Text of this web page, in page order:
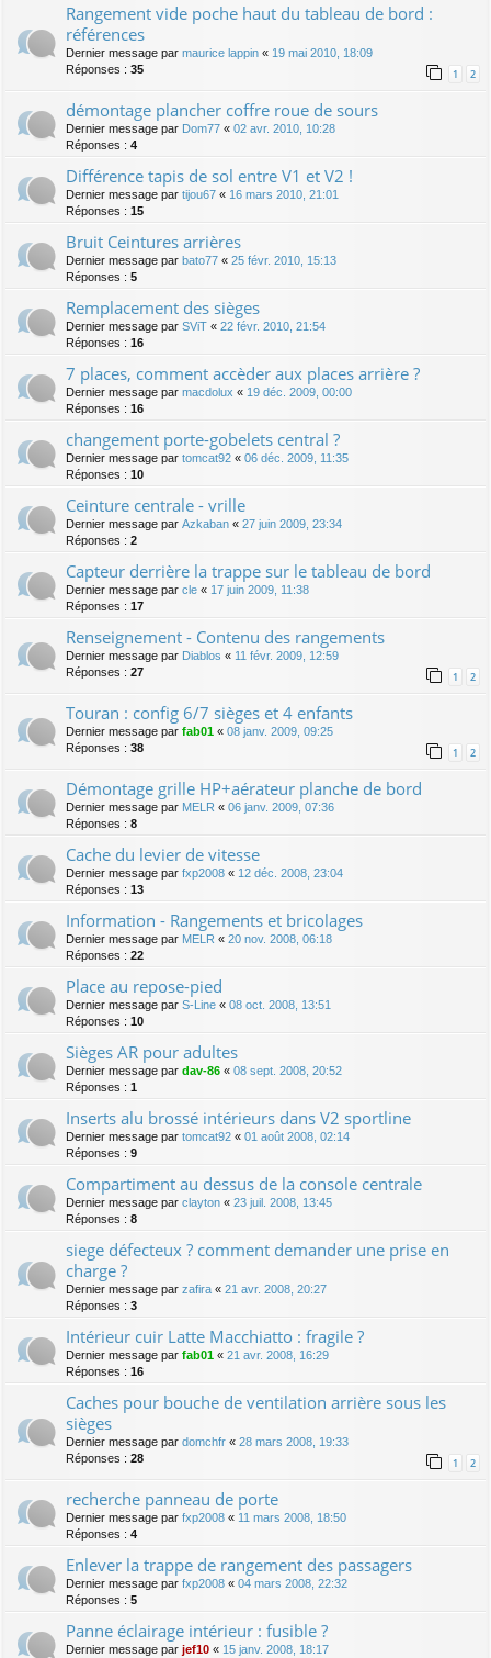
Rangement vide poche haut du tableau de bord :
références
Dernier message par maurice lappin « 19 mai 2010, 18:09
Réponses : 35 1 2
démontage plancher coffre roue de sours
Dernier message par Dom77 « 02 avr. 2010, 10:28
Réponses : 4
Différence tapis de sol entre V1 et V2 !
Dernier message par tijou67 « 16 mars 2010, 21:01
Réponses : 15
Bruit Ceintures arrières
Dernier message par bato77 « 25 févr. 2010, 15:13
Réponses : 5
Remplacement des sièges
Dernier message par SViT « 22 févr. 2010, 21:54
Réponses : 16
7 places, comment accèder aux places arrière ?
Dernier message par macdolux « 19 déc. 2009, 00:00
Réponses : 16
changement porte-gobelets central ?
Dernier message par tomcat92 « 06 déc. 2009, 11:35
Réponses : 10
Ceinture centrale - vrille
Dernier message par Azkaban « 27 juin 2009, 23:34
Réponses : 2
Capteur derrière la trappe sur le tableau de bord
Dernier message par cle « 17 juin 2009, 11:38
Réponses : 17
Renseignement - Contenu des rangements
Dernier message par Diablos « 11 févr. 2009, 12:59
Réponses : 27 1 2
Touran : config 6/7 sièges et 4 enfants
Dernier message par fab01 « 08 janv. 2009, 09:25
Réponses : 38 1 2
Démontage grille HP+aérateur planche de bord
Dernier message par MELR « 06 janv. 2009, 07:36
Réponses : 8
Cache du levier de vitesse
Dernier message par fxp2008 « 12 déc. 2008, 23:04
Réponses : 13
Information - Rangements et bricolages
Dernier message par MELR « 20 nov. 2008, 06:18
Réponses : 22
Place au repose-pied
Dernier message par S-Line « 08 oct. 2008, 13:51
Réponses : 10
Sièges AR pour adultes
Dernier message par dav-86 « 08 sept. 2008, 20:52
Réponses : 1
Inserts alu brossé intérieurs dans V2 sportline
Dernier message par tomcat92 « 01 août 2008, 02:14
Réponses : 9
Compartiment au dessus de la console centrale
Dernier message par clayton « 23 juil. 2008, 13:45
Réponses : 8
siege défecteux ? comment demander une prise en
charge ?
Dernier message par zafira « 21 avr. 2008, 20:27
Réponses : 3
Intérieur cuir Latte Macchiatto : fragile ?
Dernier message par fab01 « 21 avr. 2008, 16:29
Réponses : 16
Caches pour bouche de ventilation arrière sous les
sièges
Dernier message par domchfr « 28 mars 2008, 19:33
Réponses : 28 1 2
recherche panneau de porte
Dernier message par fxp2008 « 11 mars 2008, 18:50
Réponses : 4
Enlever la trappe de rangement des passagers
Dernier message par fxp2008 « 04 mars 2008, 22:32
Réponses : 5
Panne éclairage intérieur : fusible ?
Dernier message par jef10 « 15 janv. 2008, 18:17